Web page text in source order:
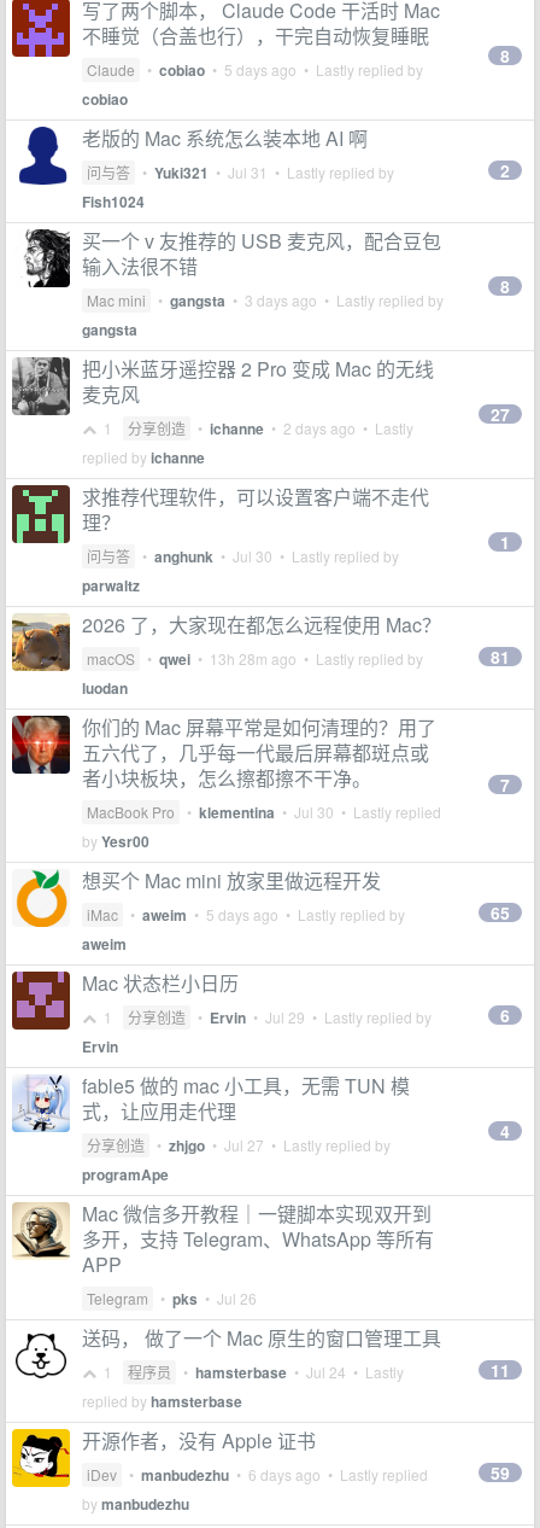
写了两个脚本， Claude Code 干活时 Mac
不睡觉（合盖也行），干完自动恢复睡眠
Claude • cobiao • 5 days ago • Lastly replied by
cobiao
8
老版的 Mac 系统怎么装本地 AI 啊
问与答 • Yuki321 • Jul 31 • Lastly replied by
Fish1024
2
买一个 v 友推荐的 USB 麦克风，配合豆包
输入法很不错
Mac mini • gangsta • 3 days ago • Lastly replied by
gangsta
8
把小米蓝牙遥控器 2 Pro 变成 Mac 的无线
麦克风
1 分享创造 • ichanne • 2 days ago • Lastly
replied byichanne
27
求推荐代理软件，可以设置客户端不走代
理？
问与答 • anghunk • Jul 30 • Lastly replied by
parwaltz
1
2026 了，大家现在都怎么远程使用 Mac？
macOS • qwei • 13h 28m ago • Lastly replied by
luodan
81
你们的 Mac 屏幕平常是如何清理的？用了
五六代了，几乎每一代最后屏幕都斑点或
者小块板块，怎么擦都擦不干净。
MacBook Pro • klementina • Jul 30 • Lastly replied
byYesr00
7
想买个 Mac mini 放家里做远程开发
iMac • aweim • 5 days ago • Lastly replied by
aweim
65
Mac 状态栏小日历
1 分享创造 • Ervin • Jul 29 • Lastly replied by
Ervin
6
fable5 做的 mac 小工具，无需 TUN 模
式，让应用走代理
分享创造 • zhjgo • Jul 27 • Lastly replied by
programApe
4
Mac 微信多开教程｜一键脚本实现双开到
多开，支持 Telegram、WhatsApp 等所有
APP
Telegram • pks • Jul 26
送码， 做了一个 Mac 原生的窗口管理工具
1 程序员 • hamsterbase • Jul 24 • Lastly
replied byhamsterbase
11
开源作者，没有 Apple 证书
iDev • manbudezhu • 6 days ago • Lastly replied
bymanbudezhu
59